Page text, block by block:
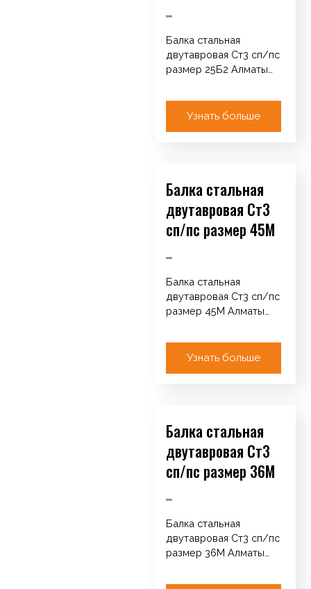
Балка стальная
двутавровая Ст3 сп/пс
размер 25Б2 Алматы
Катанка / Круг / ТУ
Сетка кладочная…
Узнать больше
Балка стальная
двутавровая Ст3
сп/пс размер 45М
Балка стальная
двутавровая Ст3 сп/пс
размер 45М Алматы
Катанка / Круг / ТУ
Сетка кладочная…
Узнать больше
Балка стальная
двутавровая Ст3
сп/пс размер 36М
Балка стальная
двутавровая Ст3 сп/пс
размер 36М Алматы
Катанка / Круг / ТУ